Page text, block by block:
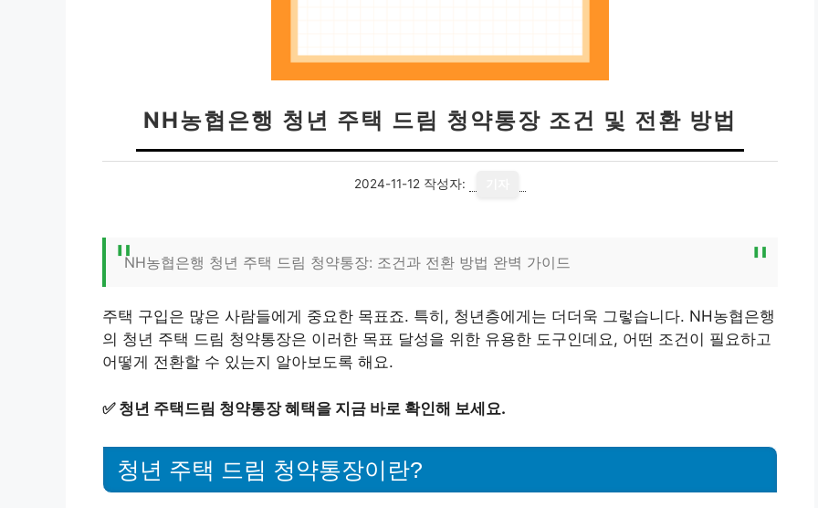
NH농협은행 청년 주택 드림 청약통장 조건 및 전환 방법
2024-11-12 작성자:
NH농협은행 청년 주택 드림 청약통장: 조건과 전환 방법 완벽 가이드
주택 구입은 많은 사람들에게 중요한 목표죠. 특히, 청년층에게는 더더욱 그렇습니다. NH농협은행
의 청년 주택 드림 청약통장은 이러한 목표 달성을 위한 유용한 도구인데요, 어떤 조건이 필요하고
어떻게 전환할 수 있는지 알아보도록 해요.
✅ 청년 주택드림 청약통장 혜택을 지금 바로 확인해 보세요.
청년 주택 드림 청약통장이란?